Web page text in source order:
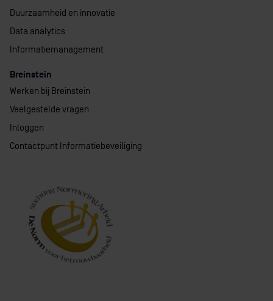
Duurzaamheid en innovatie
Data analytics
Informatiemanagement
Breinstein
Werken bij Breinstein
Veelgestelde vragen
Inloggen
Contactpunt Informatiebeveiliging